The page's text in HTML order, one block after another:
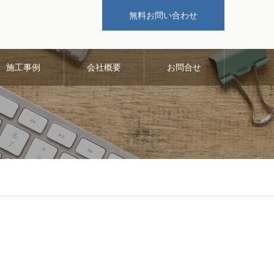
無料お問い合わせ
施工事例 会社概要 お問合せ